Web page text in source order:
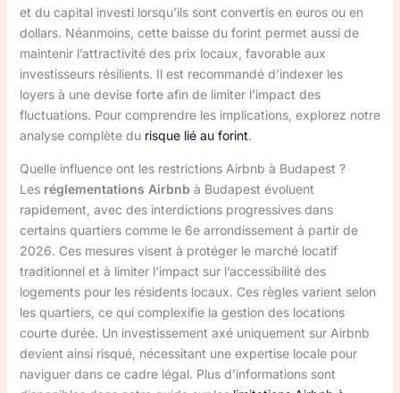
et du capital investi lorsqu’ils sont convertis en euros ou en
dollars. Néanmoins, cette baisse du forint permet aussi de
maintenir l’attractivité des prix locaux, favorable aux
investisseurs résilients. Il est recommandé d’indexer les
loyers à une devise forte afin de limiter l’impact des
fluctuations. Pour comprendre les implications, explorez notre
analyse complète du risque lié au forint.
Quelle influence ont les restrictions Airbnb à Budapest ?
Les réglementations Airbnb à Budapest évoluent
rapidement, avec des interdictions progressives dans
certains quartiers comme le 6e arrondissement à partir de
2026. Ces mesures visent à protéger le marché locatif
traditionnel et à limiter l’impact sur l’accessibilité des
logements pour les résidents locaux. Ces règles varient selon
les quartiers, ce qui complexifie la gestion des locations
courte durée. Un investissement axé uniquement sur Airbnb
devient ainsi risqué, nécessitant une expertise locale pour
naviguer dans ce cadre légal. Plus d’informations sont